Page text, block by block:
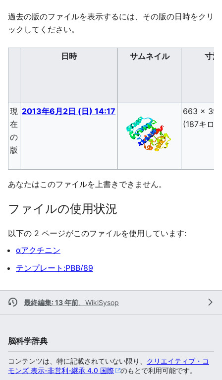
過去の版のファイルを表示するには、その版の日時をクリ
ックしてください。
日時 サムネイル 寸法
現
在
の
版
2013年6月2日 (日) 14:17
663 ×
(187キロ
あなたはこのファイルを上書きできません。
ファイルの使用状況
以下の​ 2 ページがこのファイルを使用しています:
αアクチニン
テンプレート:PBB/89
最終編集: 13 年前 WikiSysop
脳科学辞典
コンテンツは、特に記載されていない限り、 クリエイティブ・コ
モンズ 表示-非営利-継承 4.0 国際
のもとで利用可能です。